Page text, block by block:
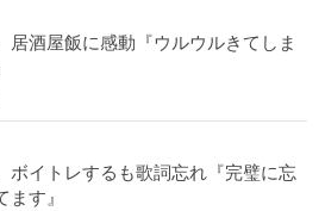
居酒屋飯に感動『ウルウルきてしま
ボイトレするも歌詞忘れ『完璧に忘
す』